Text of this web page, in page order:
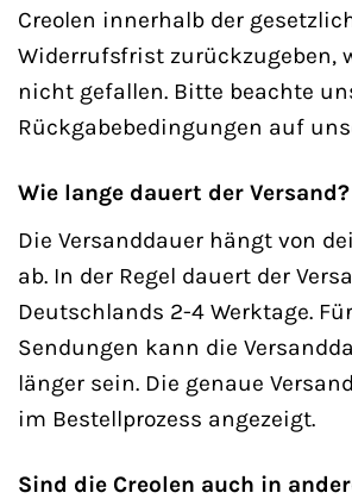
Creolen innerhalb der
Widerrufsfrist zurückzugeben,
nicht gefallen. Bitte beachte
Rückgabebedingungen auf
Wie lange dauert der Versand?
Die Versanddauer hängt von
ab. In der Regel dauert der
Deutschlands 2-4 Werktage.
Sendungen kann die
länger sein. Die genaue
im Bestellprozess angezeigt.
Sind die Creolen auch in